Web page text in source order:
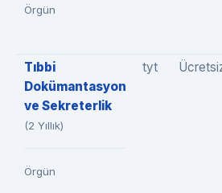
Örgün
Tıbbi
Dokümantasyon
ve Sekreterlik
(2 Yıllık)
Örgün
tyt